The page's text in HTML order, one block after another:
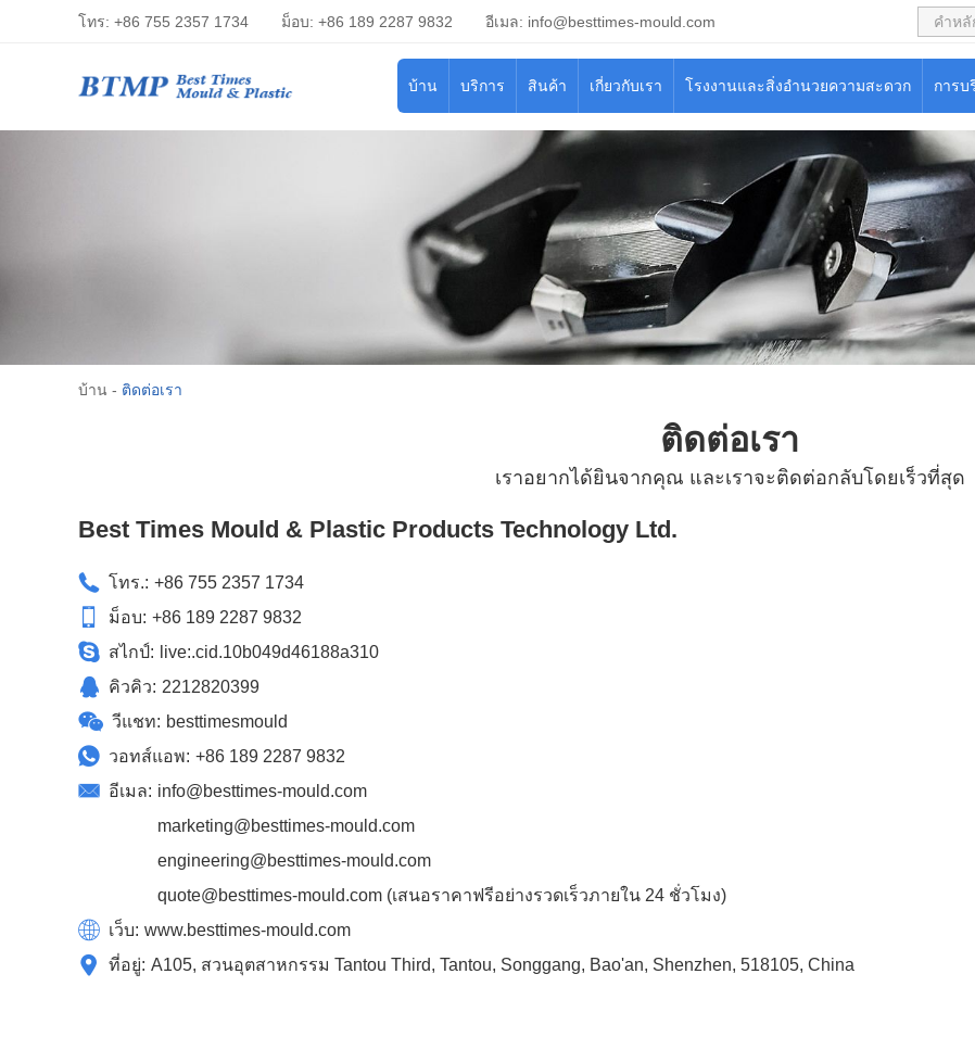
โทร: +86 755 2357 1734 ม็อบ: +86 189 2287 9832 อีเมล: info@besttimes-mould.com
บ้าน บริการ สินค้า เกี่ยวกับเรา โรงงานและสิ่งอำนวยความสะดวก การบ
บ้าน - ติดต่อเรา
ติดต่อเรา
เราอยากได้ยินจากคุณ และเราจะติดต่อกลับโดยเร็วที่สุด
Best Times Mould & Plastic Products Technology Ltd.
โทร.: +86 755 2357 1734
ม็อบ: +86 189 2287 9832
สไกป์:
live:.cid.10b049d46188a310
คิวคิว: 2212820399
วีแชท: besttimesmould
วอทส์แอพ: +86 189 2287 9832
อีเมล: info@besttimes-mould.com
marketing@besttimes-mould.com
engineering@besttimes-mould.com
quote@besttimes-mould.com (เสนอราคาฟรีอย่างรวดเร็วภายใน 24 ชั่วโมง)
เว็บ: www.besttimes-mould.com
ที่อยู่: A105, สวนอุตสาหกรรม Tantou Third, Tantou, Songgang, Bao'an, Shenzhen, 518105, China